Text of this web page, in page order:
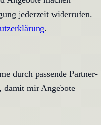
jederzeit widerrufen.
.
durch passende Partner-
damit mir Angebote